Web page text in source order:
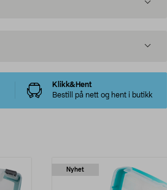
Klikk&Hent
Bestill på nett og hent i butikk
Nyhet